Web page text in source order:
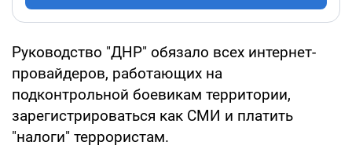
Руководство "ДНР" обязало всех интернет-
провайдеров, работающих на
подконтрольной боевикам территории,
зарегистрироваться как СМИ и платить
"налоги" террористам.